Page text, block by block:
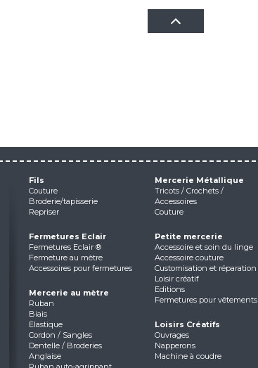
Fils
Couture
Broderie/tapisserie
Repriser
Fermetures Eclair
Fermetures Eclair ®
Fermeture au mètre
Accessoires pour fermetures
Mercerie au mètre
Ruban
Biais
Elastique
Cordon / Sangles
Dentelle / Broderies
Anglaise
Mercerie Métallique
Tricots / Crochets /
Accessoires
Couture
Petite mercerie
Accessoire et soin du linge
Accessoire couture
Customisation et réparation
Loisir créatif
Editions
Fermetures pour vêtements
Loisirs Créatifs
Ouvrages
Napperons
Machine à coudre